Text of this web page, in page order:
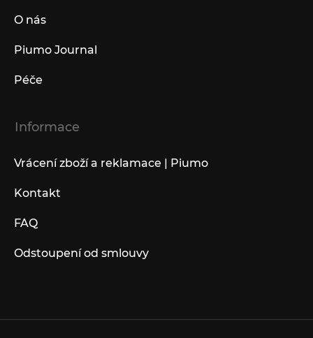
O nás
Piumo Journal
Péče
Informace
Vrácení zboží a reklamace | Piumo
Kontakt
FAQ
Odstoupení od smlouvy